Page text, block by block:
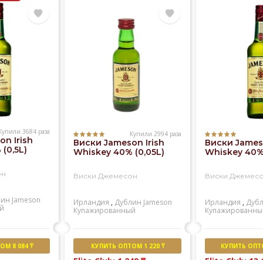
3684 раза
Irish
Jameson
8 084 ₸
Купили 2994 раза
Виски Jameson Irish
Whiskey 40% (0,05L)
Виски Джемесон
Ирландия , Дублин Jameson
Купажированный
КУПИТЬ ОПТОМ 1 220 ₸
Виски
Whiskey
Виски
Ирландия ,
КУПИТЬ